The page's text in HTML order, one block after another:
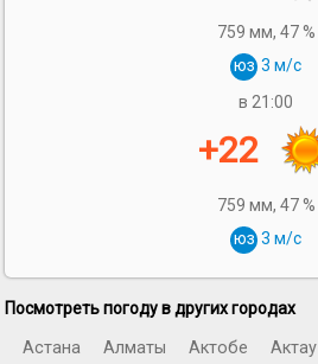
759 мм, 47 %
юз 3 м/с
в 21:00
+22
759 мм, 47 %
юз 3 м/с
Посмотреть погоду в других городах
Астана Алматы Актобе Актау